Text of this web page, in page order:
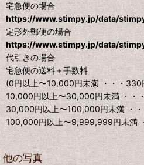
宅急便の場合
https://www.stimpy.jp/data/
定形外郵便の場合
https://www.stimpy.jp/data/
代引きの場合
宅急便の送料＋手数料
(0円以上〜10,000円未満 ・・・330
10,000円以上〜30,000円未満 ・・
30,000円以上〜100,000円未満 ・
100,000円以上〜9,999,999円未満
他の写真